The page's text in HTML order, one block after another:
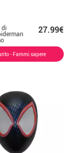
di 27.99€
- Fammi sapere